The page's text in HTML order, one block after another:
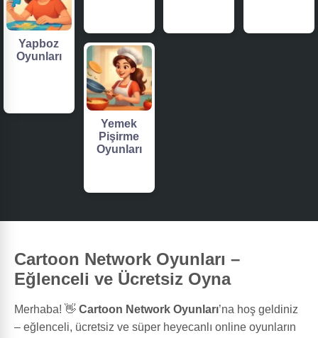
Cartoon Network Oyunları –
Eğlenceli ve Ücretsiz Oyna
Merhaba! 👋 Cartoon Network Oyunları’na hoş geldiniz
– eğlenceli, ücretsiz ve süper heyecanlı online oyunların
Yapboz
Oyunları
Yemek
Pişirme
Oyunları